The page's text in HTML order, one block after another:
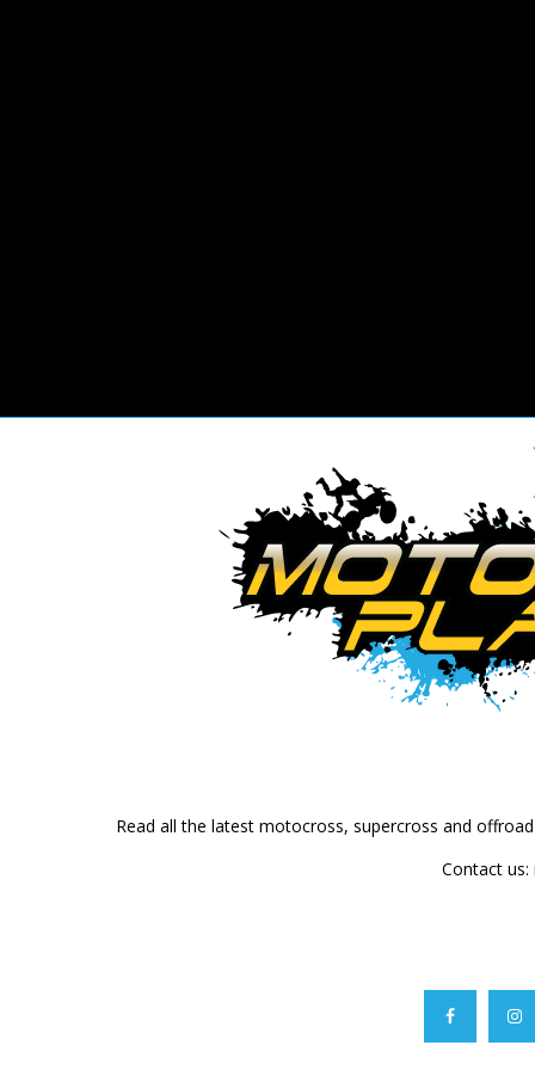
Read all the latest motocross, supercross and
Contact us: